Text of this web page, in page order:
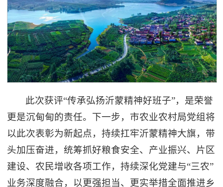
此次获评“传承弘扬沂蒙精神好班子”，是荣誉
更是沉甸甸的责任。下一步，市农业农村局党组将
以此次表彰为新起点，持续扛牢沂蒙精神大旗，带
头加压奋进，统筹抓好粮食安全、产业振兴、片区
建设、农民增收各项工作，持续深化党建与“三农”
业务深度融合，以更强担当、更实举措全面推进乡